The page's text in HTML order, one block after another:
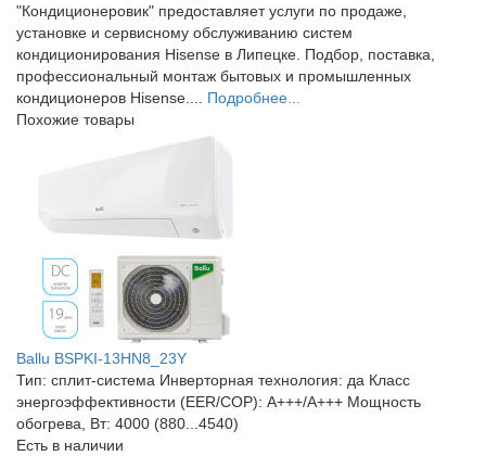
"Кондиционеровик" предоставляет услуги по продаже,
установке и сервисному обслуживанию систем
кондиционирования Hisense в Липецке. Подбор, поставка,
профессиональный монтаж бытовых и промышленных
кондиционеров Hisense.... Подробнее...
Похожие товары
Ballu BSPKI-13HN8_23Y
Тип: сплит-система Инверторная технология: да Класс
энергоэффективности (EER/COP): A+++/A+++ Мощность
обогрева, Вт: 4000 (880...4540)
Есть в наличии